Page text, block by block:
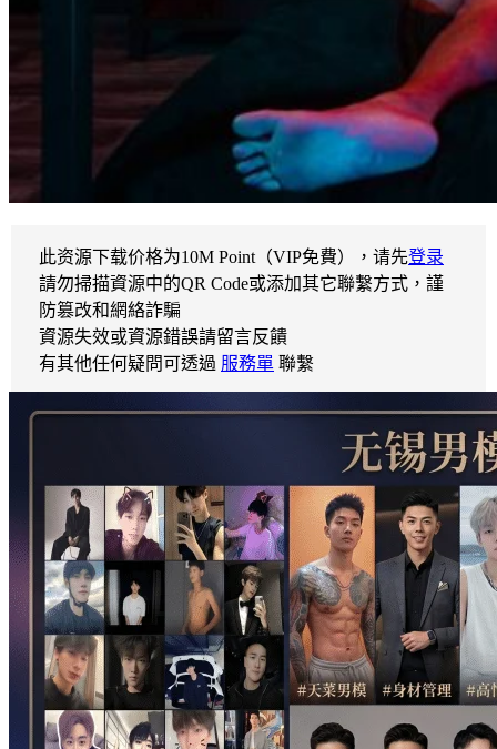
此资源下载价格为10M Point（VIP免費），请先登录
請勿掃描資源中的QR Code或添加其它聯繫方式，謹
防篡改和網絡詐騙
資源失效或資源錯誤請留言反饋
有其他任何疑問可透過 服務單 聯繫